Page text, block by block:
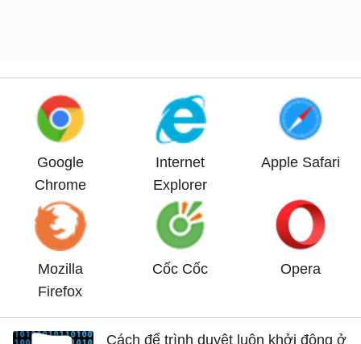
Google
Chrome
Mozilla
Firefox
Internet
Explorer
Cốc Cốc
Apple Safari
Opera
Cách để trình duyệt luôn khởi động ở